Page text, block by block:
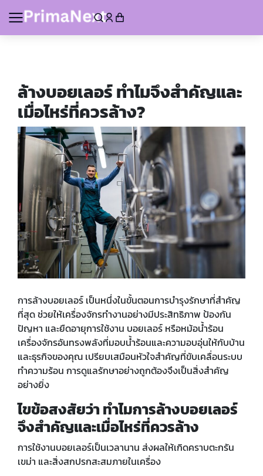
ล้างบอยเลอร์ทำไมจึงสำคัญและ
เมื่อไหร่ที่ควรล้าง?
การล้างบอยเลอร์ เป็นหนึ่งในขั้นตอนการบำรุงรักษาที่สำคัญ
ที่สุด ช่วยให้เครื่องจักรทำงานอย่างมีประสิทธิภาพ ป้องกัน
ปัญหา และยืดอายุการใช้งาน บอยเลอร์ หรือหม้อน้ำร้อน
เครื่องจักรอันทรงพลังที่มอบน้ำร้อนและความอบอุ่นให้กับบ้าน
และธุรกิจของคุณ เปรียบเสมือนหัวใจสำคัญที่ขับเคลื่อนระบบ
ทำความร้อน การดูแลรักษาอย่างถูกต้องจึงเป็นสิ่งสำคัญ
อย่างยิ่ง
ไขข้อสงสัยว่า ทำไมการล้างบอยเลอร์
จึงสำคัญและเมื่อไหร่ที่ควรล้าง
การใช้งานบอยเลอร์เป็นเวลานาน ส่งผลให้เกิดคราบตะกรัน
เขม่า และสิ่งสกปรกสะสมภายในเครื่อง